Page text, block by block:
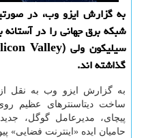
به گزارش ایزو وب، در
شبکه برق جهانی را در
گذاشته اند.
به گزارش ایزو وب به نقل
ساخت دیتاسنترهای عظیم
پیچای، مدیرعامل گوگل،
حامیان ایده «اینترنت